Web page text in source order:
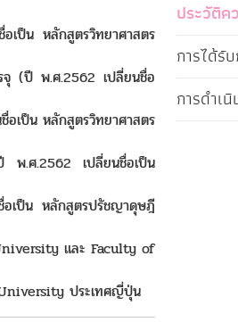
เป็น หลักสูตรวิทยาศาสตร
จุ (ปี พ.ศ.2562 เปลี่ยนชื่อ
เป็น หลักสูตรวิทยาศาสตร
พ.ศ.2562 เปลี่ยนชื่อเป็น
เป็น หลักสูตรปรัชญาดุษฎี
และ Faculty of
ประเทศญี่ปุ่น
ประวัติค
การได้รั
การดำเ